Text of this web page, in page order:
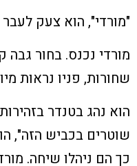
"מורדי", הוא צעק
מורדי נכנס. בחור גבה
שחורות, פניו נראות
הוא נהג בטנדר
שוטרים בכביש הזה",
כך הם ניהלו שיחה.